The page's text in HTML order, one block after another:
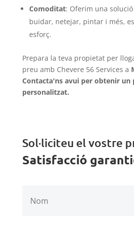
Comoditat: Oferim una
buidar, netejar, pintar i més,
esforç.
Prepara la teva propietat per
preu amb Chevere 56 Services a
Contacta'ns avui per obtenir un
personalitzat.
Sol·liciteu el vostre
Satisfacció